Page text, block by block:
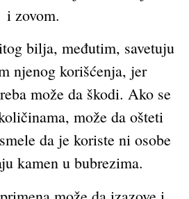
i zovom.
bilja, međutim, savetuju
njenog korišćenja, jer
može da škodi. Ako se
može da ošteti
da je koriste ni osobe
kamen u bubrezima.